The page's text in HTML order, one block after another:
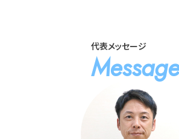
代表メッセージ
Message